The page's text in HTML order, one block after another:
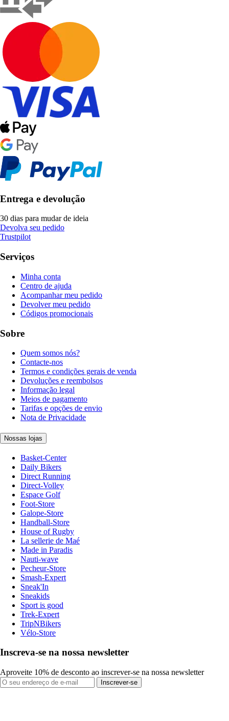
Entrega e devolução
30 dias para mudar de ideia
Devolva seu pedido
Trustpilot
Serviços
Minha conta
Centro de ajuda
Acompanhar meu pedido
Devolver meu pedido
Códigos promocionais
Sobre
Quem somos nós?
Contacte-nos
Termos e condições gerais de venda
Devoluções e reembolsos
Informação legal
Meios de pagamento
Tarifas e opções de envio
Nota de Privacidade
Nossas lojas
Basket-Center
Daily Bikers
Direct Running
Direct-Volley
Espace Golf
Foot-Store
Galope-Store
Handball-Store
House of Rugby
La sellerie de Maé
Made in Paradis
Nauti-wave
Pecheur-Store
Smash-Expert
Sneak'In
Sneakids
Sport is good
Trek-Expert
TripNBikers
Vélo-Store
Inscreva-se na nossa newsletter
Aproveite 10% de desconto ao inscrever-se na nossa newsletter
Inscrever-se